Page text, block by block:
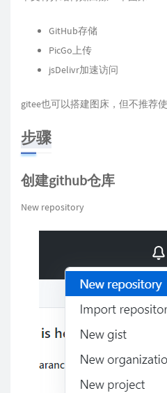
GitHub存储
PicGo上传
jsDelivr加速访问
gitee也可以搭建图床，但不推荐
步骤
创建github仓库
New repository